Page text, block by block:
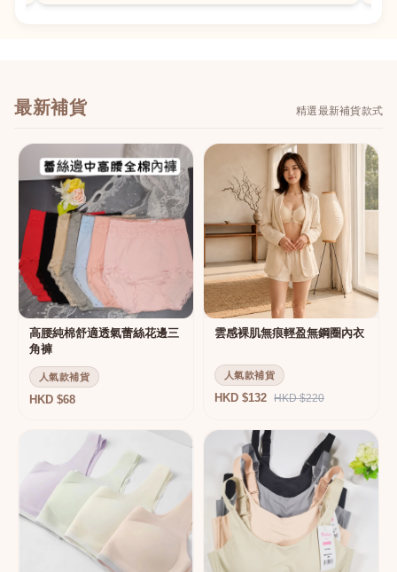
最新補貨 精選最新補貨款式
高腰純棉舒適透氣蕾絲花邊三
角褲
人氣款補貨
HKD $68
雲感裸肌無痕輕盈無鋼圈內衣
人氣款補貨
HKD $132 HKD $220